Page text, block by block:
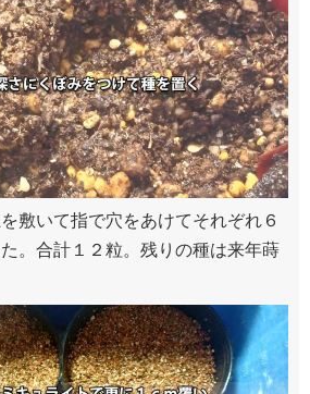
敷いて指で穴をあけてそれぞれ６
。合計１２粒。残りの種は来年蒔